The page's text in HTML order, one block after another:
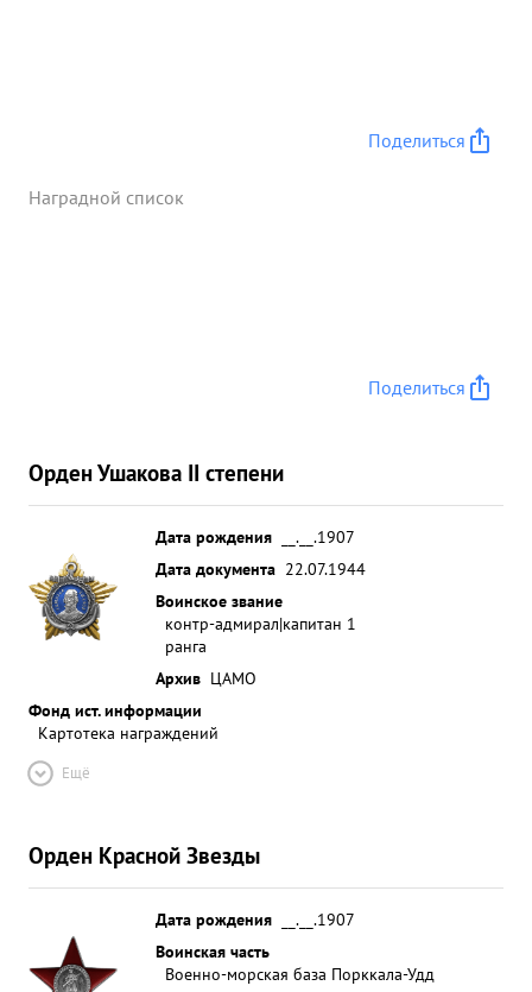
Поделиться
Наградной список
Поделиться
Орден Ушакова II степени
Дата рождения
__.__.1907
Дата документа 22.07.1944
Воинское звание
контр-адмирал|капитан 1
ранга
Архив ЦАМО
Фонд ист. информации
Картотека награждений
Ещё
Орден Красной Звезды
Дата рождения
__.__.1907
Воинская часть
Военно-морская база Порккала-Удд